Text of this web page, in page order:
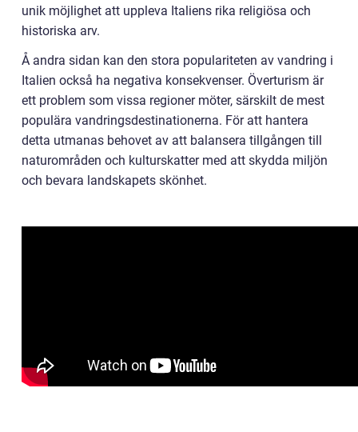
unik möjlighet att uppleva Italiens rika religiösa och
historiska arv.
Å andra sidan kan den stora populariteten av vandring i
Italien också ha negativa konsekvenser. Överturism är
ett problem som vissa regioner möter, särskilt de mest
populära vandringsdestinationerna. För att hantera
detta utmanas behovet av att balansera tillgången till
naturområden och kulturskatter med att skydda miljön
och bevara landskapets skönhet.